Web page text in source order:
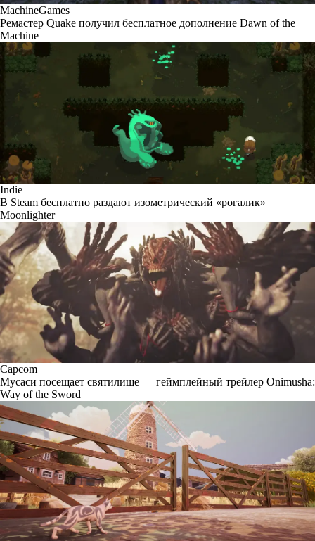
MachineGames
Ремастер Quake получил бесплатное дополнение Dawn of the
Machine
Indie
В Steam бесплатно раздают изометрический «рогалик»
Moonlighter
Capcom
Мусаси посещает святилище — геймплейный трейлер Onimusha:
Way of the Sword